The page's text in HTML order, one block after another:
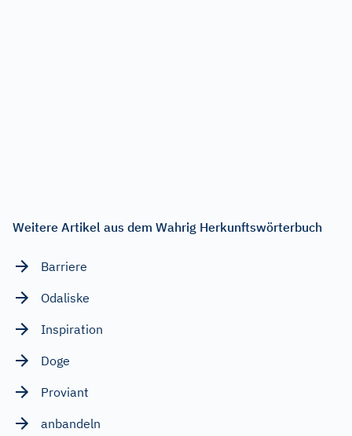
Weitere Artikel aus dem Wahrig Herkunftswörterbuch
Barriere
Odaliske
Inspiration
Doge
Proviant
anbandeln